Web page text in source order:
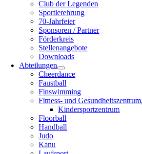
Club der Legenden
Sportlerehrung
70-Jahrfeier
Sponsoren / Partner
Förderkreis
Stellenangebote
Downloads
Abteilungen
Cheerdance
Faustball
Finswimming
Fitness- und Gesundheitszentrum
Kindersportzentrum
Floorball
Handball
Judo
Kanu